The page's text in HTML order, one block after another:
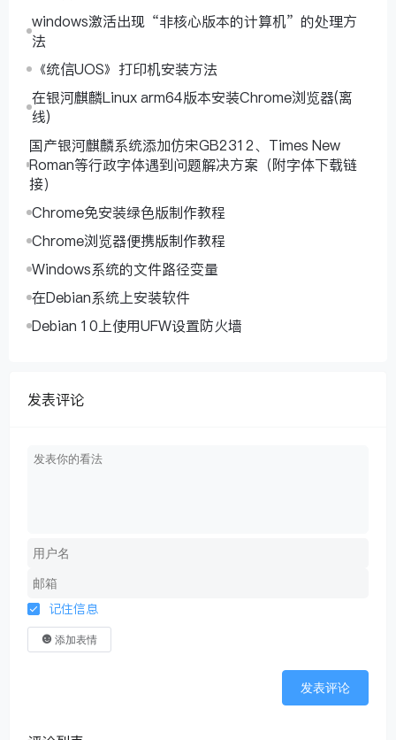
windows激活出现“非核心版本的计算机”的处理方
法
《统信UOS》打印机安装方法
在银河麒麟Linux arm64版本安装Chrome浏览器(离
线)
国产银河麒麟系统添加仿宋GB2312、Times New
Roman等行政字体遇到问题解决方案（附字体下载链
接）
Chrome免安装绿色版制作教程
Chrome浏览器便携版制作教程
Windows系统的文件路径变量
在Debian系统上安装软件
Debian 10上使用UFW设置防火墙
发表评论
记住信息
添加表情
发表评论